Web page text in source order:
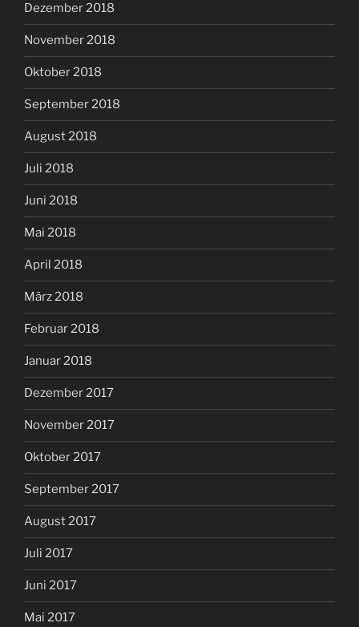
Dezember 2018
November 2018
Oktober 2018
September 2018
August 2018
Juli 2018
Juni 2018
Mai 2018
April 2018
März 2018
Februar 2018
Januar 2018
Dezember 2017
November 2017
Oktober 2017
September 2017
August 2017
Juli 2017
Juni 2017
Mai 2017